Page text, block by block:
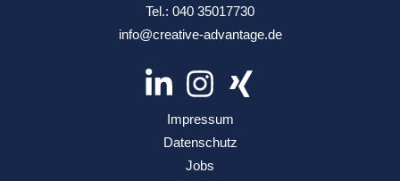
Tel.: 040 35017730
info@creative-advantage.de
Impressum
Datenschutz
Jobs